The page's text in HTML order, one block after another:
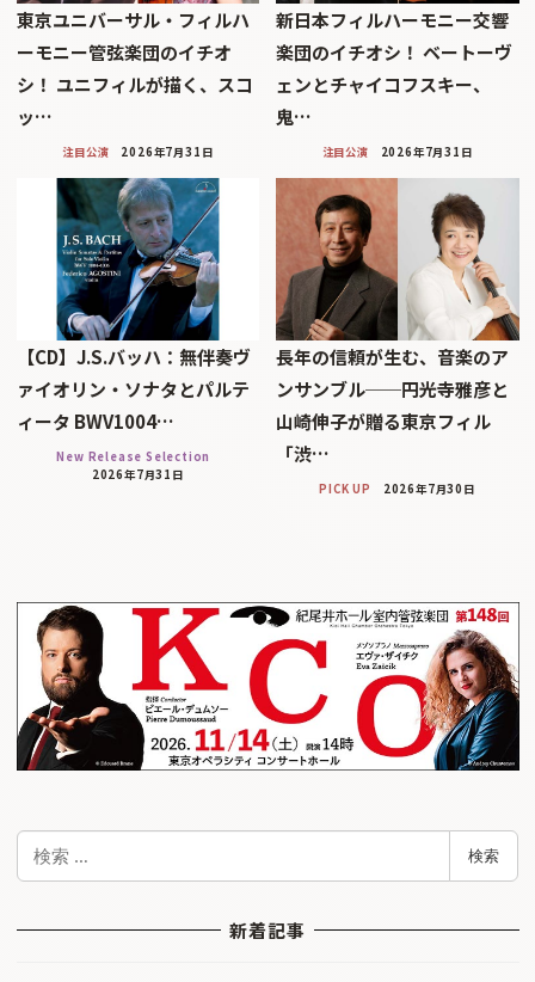
東京ユニバーサル・フィルハ
ーモニー管弦楽団のイチオ
シ！ ユニフィルが描く、スコ
ッ…
注目公演 2026年7月31日
新日本フィルハーモニー交響
楽団のイチオシ！ ベートーヴ
ェンとチャイコフスキー、
鬼…
注目公演 2026年7月31日
【CD】J.S.バッハ：無伴奏ヴ
ァイオリン・ソナタとパルテ
ィータ BWV1004…
New Release Selection
2026年7月31日
長年の信頼が生む、音楽のア
ンサンブル──円光寺雅彦と
山崎伸子が贈る東京フィル
「渋…
PICK UP 2026年7月30日
検
検索
新着記事